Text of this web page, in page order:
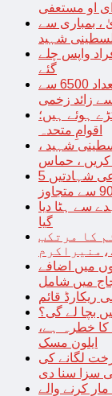
ای او مستعفی
، بمباری سے
شہید
شہریوں کی وطن واپسی،مزید 4239 افراد واپس چلے
گئے
اسرائیلی بمباری سے شہید فلسطینیوں کی تعداد 6500 سے
جکڑے ہوئے ہیں؛
اقوامِ متحدہ
بموں کی بارش ، مزید 704 فلسطینی شہید ،
کریں ، حماس
مغربی کنارے پر بھی اسرائیلی بمباری؛ مجموعی شہادتیں 5
سے ہٹا دیا
گیا
کا مرتکب
میں اضافے
میں شامل
بچا لے گی؟
کا خطرہ ہے،
ایلون مسک
تک 50 نیم کے درخت لگانے کی
سزا سنا دی
کرنے والے